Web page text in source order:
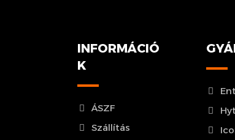
INFORMÁCIÓ
K
ÁSZF
Szállítás